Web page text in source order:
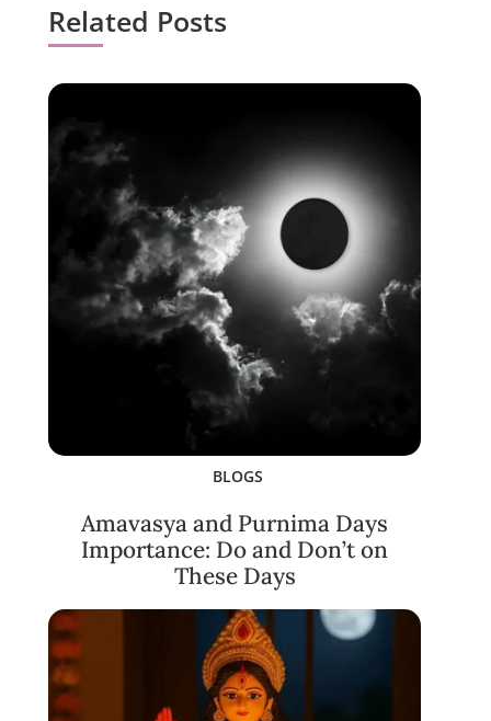
Related Posts
BLOGS
Amavasya and Purnima Days
Importance: Do and Don’t on
These Days